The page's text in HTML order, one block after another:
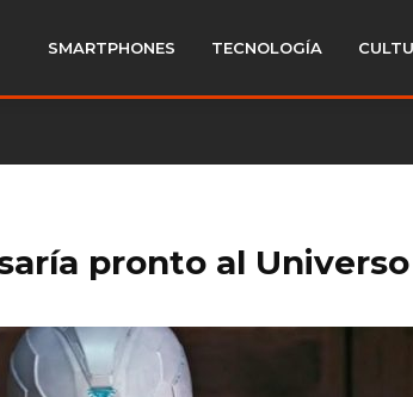
SMARTPHONES TECNOLOGÍA
pronto al